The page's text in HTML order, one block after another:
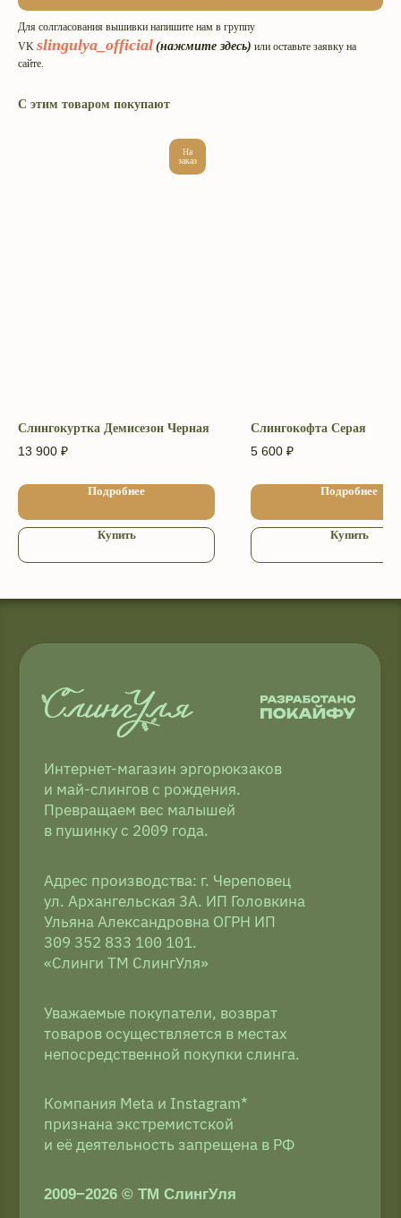
Для солгласования вышивки напишите нам в группу
VK slingulya_official (нажмите здесь) или оставьте заявку на
сайте.
С этим товаром покупают
На
заказ
Слингокуртка Демисезон Черная
13 900 ₽
Подробнее
Купить
Слингокофта Серая
5 600 ₽
Подробнее
Купить
Уважаемые покупатели, возврат
непосредственной покупки слинга.
Компания Meta и Instagram*
Ульяна Александровна ОГРН ИП
309 352 833 100 101.
Доставка и оплата
Публичная оферта
Политика конфиденциальности
Копирование материалов запрещено
Соглашение об использовании Cookie-файлов